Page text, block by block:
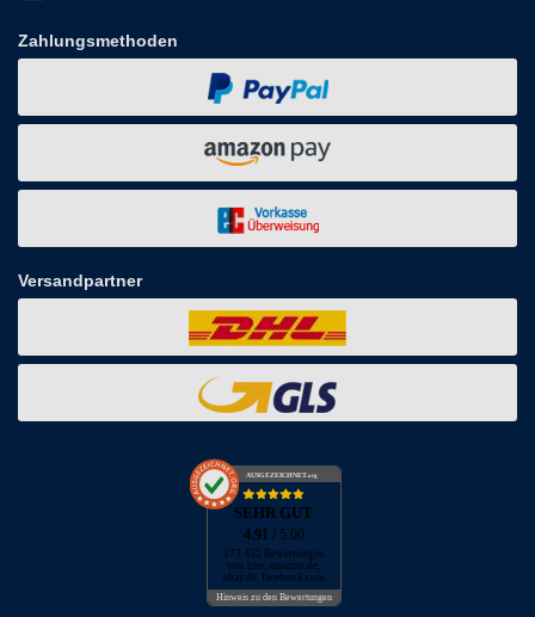
Zahlungsmethoden
Versandpartner
AUSGEZEICHNET.org
SEHR GUT
4.91 / 5.00
173.452 Bewertungen
von hier, amazon.de,
ebay.de, facebook.com
Hinweis zu den Bewertungen